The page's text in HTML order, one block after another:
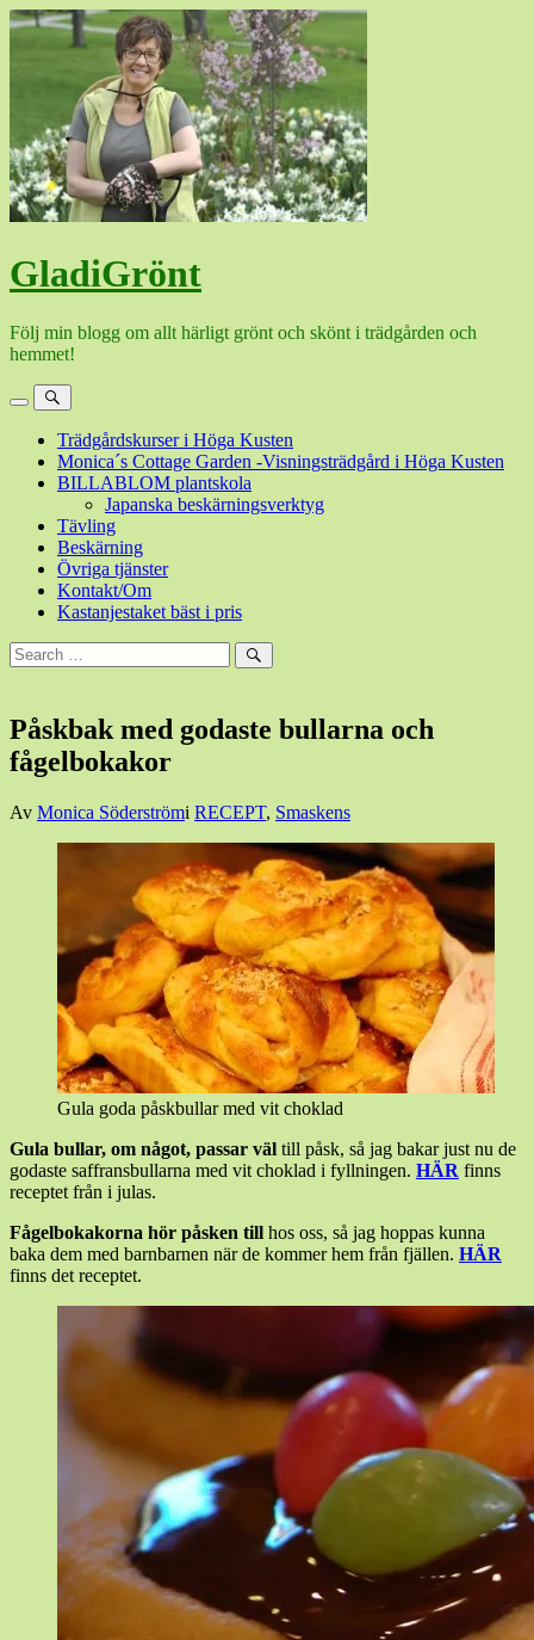
Hoppa
GladiGrönt
Följ min blogg om allt härligt grönt och skönt i trädgården och
hemmet!
MenySök
Trädgårdskurser i Höga Kusten
Monica´s Cottage Garden -Visningsträdgård i Höga Kusten
BILLABLOM plantskola
Japanska beskärningsverktyg
Tävling
Beskärning
Övriga tjänster
Kontakt/Om
Kastanjestaket bäst i pris
Sök
efter:
Sök
Påskbak med godaste bullarna och
fågelbokakor
Den
Av Monica Söderströmi RECEPT, Smaskens
Gula goda påskbullar med vit choklad
Gula bullar, om något, passar väl till påsk, så jag bakar just nu de
godaste saffransbullarna med vit choklad i fyllningen. HÄR finns
receptet från i julas.
Fågelbokakorna hör påsken till hos oss, så jag hoppas kunna
baka dem med barnbarnen när de kommer hem från fjällen. HÄR
finns det receptet.